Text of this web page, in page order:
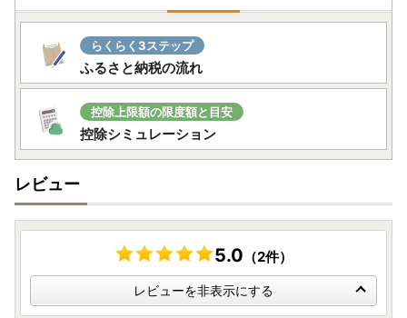
大町町は、地方税法第37条の2第2項及び第314条の7第2
た。
これにより大町町へのふるさと納税は税控除の対象となり
ますので、引き続き応援をお願いいたします。
指定期間：令和6年10月1日～令和7年9月30日
❖寄附金受領証明書について❖
だいた書類の送付先住所に、通常2週間程度で発送いたしま
す。
※「返礼品」と「寄附金受領証明書」は別で発送しますの
で、お届けが前後する場合がありますのでご了承ください。
❖ワンストップ特例申請書(寄附金税額控除に係る申告特例
申請書)について❖
らくらく3ステップ
ふるさと納税の流れ
控除上限額の限度額と目安
控除シミュレーション
レビュー
5.0 （2件）
レビューを非表示にする